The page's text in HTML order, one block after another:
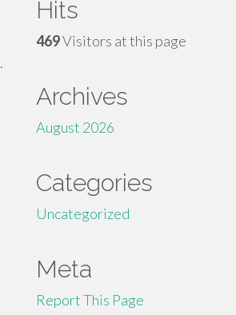
Hits
469Visitors at this page
Archives
August 2026
Categories
Uncategorized
Meta
Report This Page